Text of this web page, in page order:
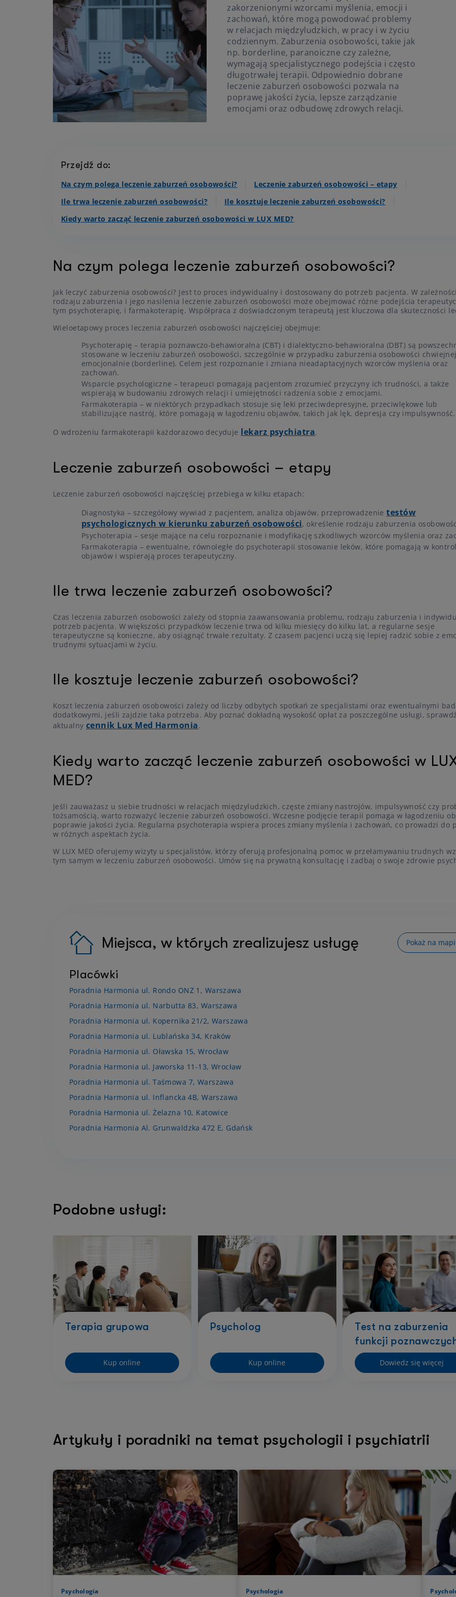
osobowości
zakorzenionymi wzorcami myślenia, emocji i
zachowań, które mogą powodować problemy
w relacjach międzyludzkich, w pracy i w życiu
codziennym. Zaburzenia osobowości, takie jak
np. borderline, paranoiczne czy zależne,
wymagają specjalistycznego podejścia i często
długotrwałej terapii. Odpowiednio dobrane
leczenie zaburzeń osobowości pozwala na
poprawę jakości życia, lepsze zarządzanie
emocjami oraz odbudowę zdrowych relacji.
Przejdź do:
Na czym polega leczenie zaburzeń osobowości?
Leczenie zaburzeń osobowości – etapy
Ile trwa leczenie zaburzeń osobowości?
Ile kosztuje leczenie zaburzeń osobowości?
Kiedy warto zacząć leczenie zaburzeń osobowości w LUX MED?
Na czym polega leczenie zaburzeń osobowości?
Jak leczyć zaburzenia osobowości? Jest to proces indywidualny i dostosowany do potrzeb pacjenta. W
rodzaju zaburzenia i jego nasilenia leczenie zaburzeń osobowości może obejmować różne podejścia
tym psychoterapię, i farmakoterapię. Współpraca z doświadczonym terapeutą jest kluczowa dla skuteczności
Wieloetapowy proces leczenia zaburzeń osobowości najczęściej obejmuje:
Psychoterapię – terapia poznawczo-behawioralna (CBT) i dialektyczno-behawioralna (DBT) są
stosowane w leczeniu zaburzeń osobowości, szczególnie w przypadku zaburzenia osobowości
emocjonalnie (borderline). Celem jest rozpoznanie i zmiana nieadaptacyjnych wzorców myślenia oraz
zachowań.
Wsparcie psychologiczne – terapeuci pomagają pacjentom zrozumieć przyczyny ich trudności, a także
wspierają w budowaniu zdrowych relacji i umiejętności radzenia sobie z emocjami.
Farmakoterapia – w niektórych przypadkach stosuje się leki przeciwdepresyjne, przeciwlękowe lub
stabilizujące nastrój, które pomagają w łagodzeniu objawów, takich jak lęk, depresja czy impulsywność.
O wdrożeniu farmakoterapii każdorazowo decyduje lekarz psychiatra.
Leczenie zaburzeń osobowości – etapy
Leczenie zaburzeń osobowości najczęściej przebiega w kilku etapach:
Diagnostyka – szczegółowy wywiad z pacjentem, analiza objawów, przeprowadzenietestów
psychologicznych w kierunku zaburzeń osobowości, określenie rodzaju zaburzenia
Psychoterapia – sesje mające na celu rozpoznanie i modyfikację szkodliwych wzorców myślenia oraz
Farmakoterapia – ewentualne, równoległe do psychoterapii stosowanie leków, które pomagają w
objawów i wspierają proces terapeutyczny.
Ile trwa leczenie zaburzeń osobowości?
Czas leczenia zaburzeń osobowości zależy od stopnia zaawansowania problemu, rodzaju zaburzenia i
potrzeb pacjenta. W większości przypadków leczenie trwa od kilku miesięcy do kilku lat, a regularne sesje
terapeutyczne są konieczne, aby osiągnąć trwałe rezultaty. Z czasem pacjenci uczą się lepiej radzić sobie z
trudnymi sytuacjami w życiu.
Ile kosztuje leczenie zaburzeń osobowości?
Koszt leczenia zaburzeń osobowości zależy od liczby odbytych spotkań ze specjalistami oraz ewentualnymi
dodatkowymi, jeśli zajdzie taka potrzeba. Aby poznać dokładną wysokość opłat za poszczególne usługi,
aktualny cennik Lux Med Harmonia.
Kiedy warto zacząć leczenie zaburzeń osobowości w
MED?
Jeśli zauważasz u siebie trudności w relacjach międzyludzkich, częste zmiany nastrojów, impulsywność czy
tożsamością, warto rozważyć leczenie zaburzeń osobowości. Wczesne podjęcie terapii pomaga w łagodzeniu
poprawie jakości życia. Regularna psychoterapia wspiera proces zmiany myślenia i zachowań, co prowadzi do
w różnych aspektach życia.
W LUX MED oferujemy wizyty u specjalistów, którzy oferują profesjonalną pomoc w przełamywaniu trudnych
tym samym w leczeniu zaburzeń osobowości. Umów się na prywatną konsultację i zadbaj o swoje zdrowie
Miejsca, w których zrealizujesz usługę Pokaż na
Placówki
Poradnia Harmonia ul. Rondo ONZ 1, Warszawa
Poradnia Harmonia ul. Narbutta 83, Warszawa
Poradnia Harmonia ul. Kopernika 21/2, Warszawa
Poradnia Harmonia ul. Lublańska 34, Kraków
Poradnia Harmonia ul. Oławska 15, Wrocław
Poradnia Harmonia ul. Jaworska 11-13, Wrocław
Poradnia Harmonia ul. Taśmowa 7, Warszawa
Poradnia Harmonia ul. Inflancka 4B, Warszawa
Poradnia Harmonia ul. Żelazna 10, Katowice
Poradnia Harmonia Al. Grunwaldzka 472 E, Gdańsk
Podobne usługi:
Terapia grupowa
Kup online
Psycholog
Kup online
Test na zaburzenia
funkcji
Dowiedz się więcej
Artykuły i poradniki na temat psychologii i psychiatrii
Psychologia Psychologia